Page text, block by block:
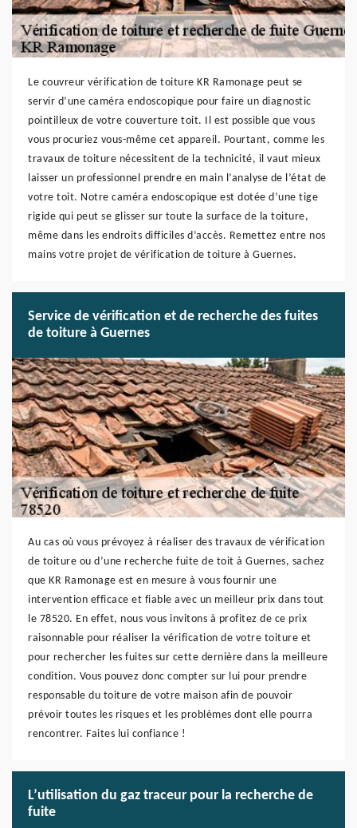
Le couvreur vérification de toiture KR Ramonage peut se
servir d’une caméra endoscopique pour faire un diagnostic
pointilleux de votre couverture toit. Il est possible que vous
vous procuriez vous-même cet appareil. Pourtant, comme les
travaux de toiture nécessitent de la technicité, il vaut mieux
laisser un professionnel prendre en main l’analyse de l’état de
votre toit. Notre caméra endoscopique est dotée d’une tige
rigide qui peut se glisser sur toute la surface de la toiture,
même dans les endroits difficiles d’accès. Remettez entre nos
mains votre projet de vérification de toiture à Guernes.
Service de vérification et de recherche des fuites
de toiture à Guernes
Au cas où vous prévoyez à réaliser des travaux de vérification
de toiture ou d’une recherche fuite de toit à Guernes, sachez
que KR Ramonage est en mesure à vous fournir une
intervention efficace et fiable avec un meilleur prix dans tout
le 78520. En effet, nous vous invitons à profitez de ce prix
raisonnable pour réaliser la vérification de votre toiture et
pour rechercher les fuites sur cette dernière dans la meilleure
condition. Vous pouvez donc compter sur lui pour prendre
responsable du toiture de votre maison afin de pouvoir
prévoir toutes les risques et les problèmes dont elle pourra
rencontrer. Faites lui confiance !
L’utilisation du gaz traceur pour la recherche de
fuite